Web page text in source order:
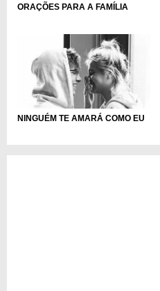
ORAÇÕES PARA A FAMÍLIA
NINGUÉM TE AMARÁ COMO EU